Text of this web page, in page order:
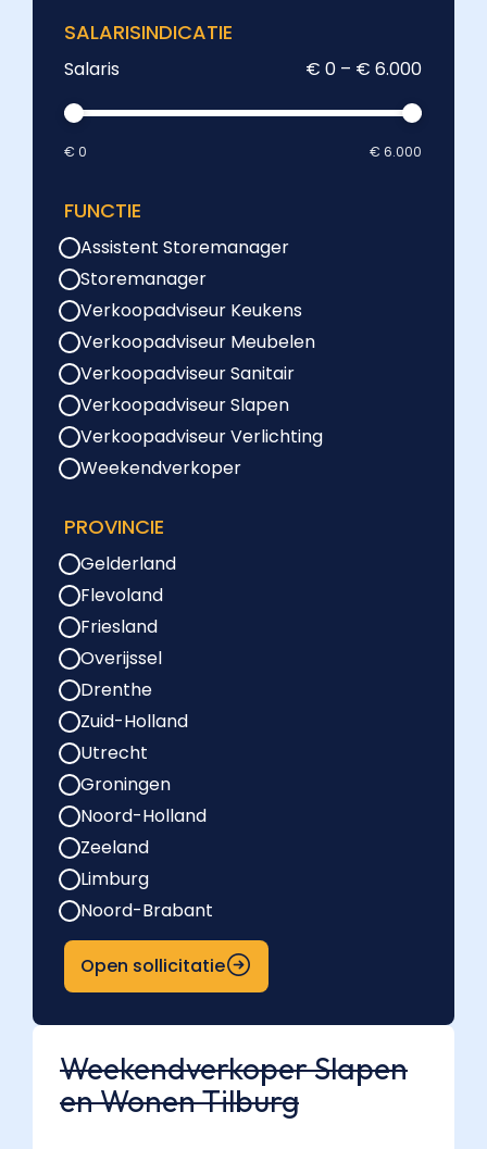
SALARISINDICATIE
Salaris € 0 – € 6.000
€ 0 € 6.000
FUNCTIE
Assistent Storemanager
Storemanager
Verkoopadviseur Keukens
Verkoopadviseur Meubelen
Verkoopadviseur Sanitair
Verkoopadviseur Slapen
Verkoopadviseur Verlichting
Weekendverkoper
PROVINCIE
Gelderland
Flevoland
Friesland
Overijssel
Drenthe
Zuid-Holland
Utrecht
Groningen
Noord-Holland
Zeeland
Limburg
Noord-Brabant
Open sollicitatie
Weekendverkoper Slapen
en Wonen Tilburg